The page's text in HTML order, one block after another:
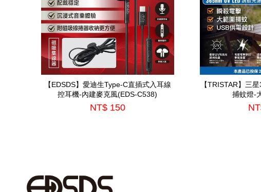
【EDSDS】愛迪生Type-C直插式入耳線
控耳機-內建麥克風(EDS-C538)
NT$ 150
【TRISTAR】三
捕蚊燈-